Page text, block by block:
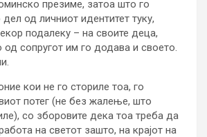
презиме, затоа што го
од личниот идентитет туку,
подалеку – на своите деца,
од сопругот им го додава и своето.
кои не го сториле тоа, го
потег (не без жалење, што
со зборовите дека тоа треба да
на светот зашто, на крајот на